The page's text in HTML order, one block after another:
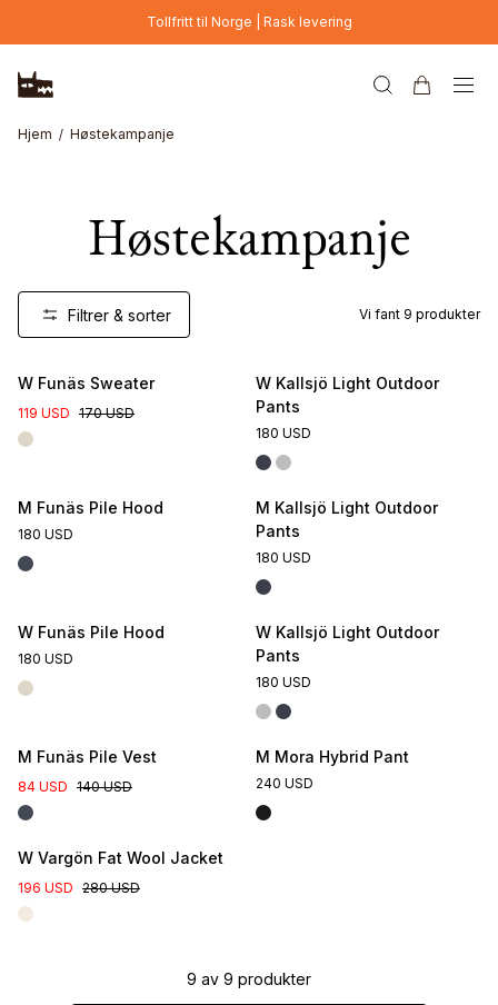
Hopp til hovedinnholdTollfritt til Norge | Rask levering
Hjem Høstekampanje
Høstekampanje
Filtrer & sorter Vi fant 9 produkter
W Funäs Sweater
119 USD 170 USD
W Kallsjö Light Outdoor
Pants
180 USD
M Funäs Pile Hood
180 USD
M Kallsjö Light Outdoor
Pants
180 USD
W Funäs Pile Hood
180 USD
W Kallsjö Light Outdoor
Pants
180 USD
M Funäs Pile Vest
84 USD 140 USD
M Mora Hybrid Pant
240 USD
W Vargön Fat Wool Jacket
196 USD 280 USD
9 av 9 produkter